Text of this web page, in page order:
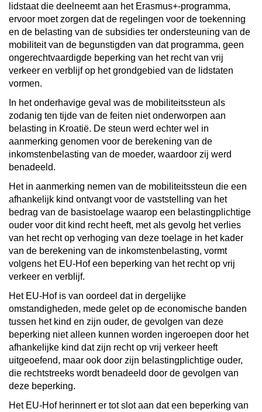
lidstaat die deelneemt aan het Erasmus+-programma,
ervoor moet zorgen dat de regelingen voor de toekenning
en de belasting van de subsidies ter ondersteuning van de
mobiliteit van de begunstigden van dat programma, geen
ongerechtvaardigde beperking van het recht van vrij
verkeer en verblijf op het grondgebied van de lidstaten
vormen.
In het onderhavige geval was de mobiliteitssteun als
zodanig ten tijde van de feiten niet onderworpen aan
belasting in Kroatië. De steun werd echter wel in
aanmerking genomen voor de berekening van de
inkomstenbelasting van de moeder, waardoor zij werd
benadeeld.
Het in aanmerking nemen van de mobiliteitssteun die een
afhankelijk kind ontvangt voor de vaststelling van het
bedrag van de basistoelage waarop een belastingplichtige
ouder voor dit kind recht heeft, met als gevolg het verlies
van het recht op verhoging van deze toelage in het kader
van de berekening van de inkomstenbelasting, vormt
volgens het EU-Hof een beperking van het recht op vrij
verkeer en verblijf.
Het EU-Hof is van oordeel dat in dergelijke
omstandigheden, mede gelet op de economische banden
tussen het kind en zijn ouder, de gevolgen van deze
beperking niet alleen kunnen worden ingeroepen door het
afhankelijke kind dat zijn recht op vrij verkeer heeft
uitgeoefend, maar ook door zijn belastingplichtige ouder,
die rechtstreeks wordt benadeeld door de gevolgen van
deze beperking.
Het EU-Hof herinnert er tot slot aan dat een beperking van